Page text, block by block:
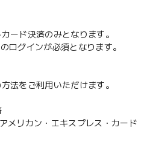
ード決済のみとなります。
ログインが必須となります。
法をご利用いただけます。
リカン・エキスプレス・カード